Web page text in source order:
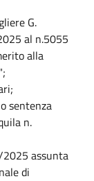
G.
al n.5055
alla
sentenza
n.
2025 assunta
di